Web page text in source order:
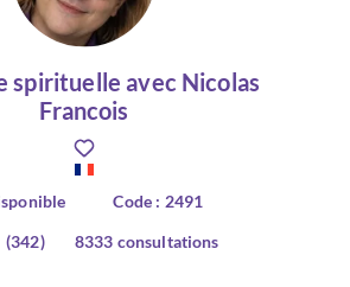
spirituelle avec Nicolas
Francois
Code : 2491
(342) 8333 consultations